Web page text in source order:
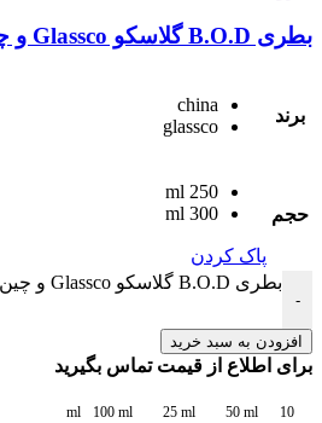
بطری B.O.D گلاسکو Glassco و چین
برند
china
glassco
حجم
250 ml
300 ml
پاک کردن
-
بطری B.O.D گلاسکو Glassco و چین عدد
افزودن به سبد خرید
برای اطلاع از قیمت تماس بگیرید
10 ml
100 ml 25 ml 50 ml